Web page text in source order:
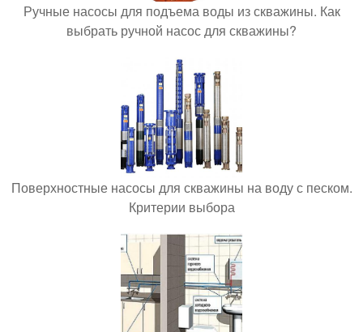
Ручные насосы для подъема воды из скважины. Как
выбрать ручной насос для скважины?
Поверхностные насосы для скважины на воду с песком.
Критерии выбора